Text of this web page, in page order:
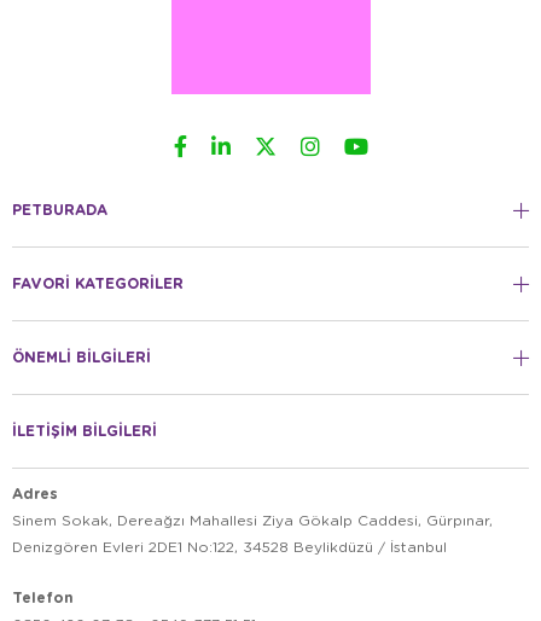
PETBURADA
FAVORİ KATEGORİLER
ÖNEMLİ BİLGİLERİ
İLETİŞİM BİLGİLERİ
Adres
Sinem Sokak, Dereağzı Mahallesi Ziya Gökalp Caddesi, Gürpınar,
Denizgören Evleri 2DE1 No:122, 34528 Beylikdüzü / İstanbul
Telefon